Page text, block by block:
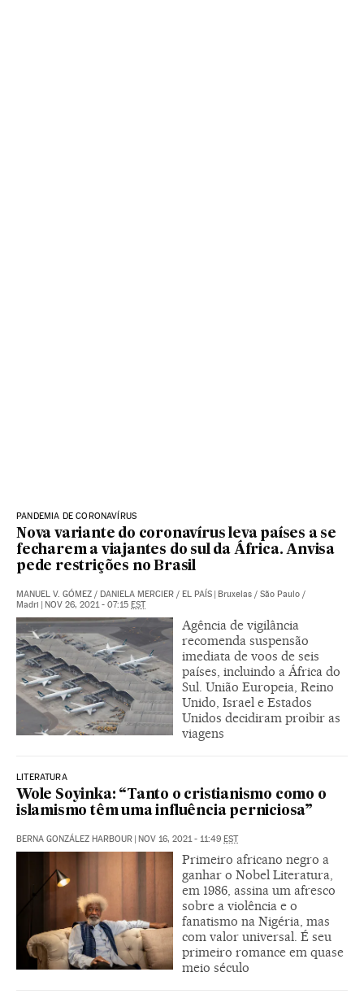
PANDEMIA DE CORONAVÍRUS
Nova variante do coronavírus leva países a se
fecharem a viajantes do sul da África. Anvisa
pede restrições no Brasil
MANUEL V. GÓMEZ / DANIELA MERCIER / EL PAÍS | Bruxelas / São Paulo /
Madri | NOV 26, 2021 - 07:15 EST
Agência de vigilância
recomenda suspensão
imediata de voos de seis
países, incluindo a África do
Sul. União Europeia, Reino
Unido, Israel e Estados
Unidos decidiram proibir as
viagens
LITERATURA
Wole Soyinka: “Tanto o cristianismo como o
islamismo têm uma influência perniciosa”
BERNA GONZÁLEZ HARBOUR | NOV 16, 2021 - 11:49 EST
Primeiro africano negro a
ganhar o Nobel Literatura,
em 1986, assina um afresco
sobre a violência e o
fanatismo na Nigéria, mas
com valor universal. É seu
primeiro romance em quase
meio século